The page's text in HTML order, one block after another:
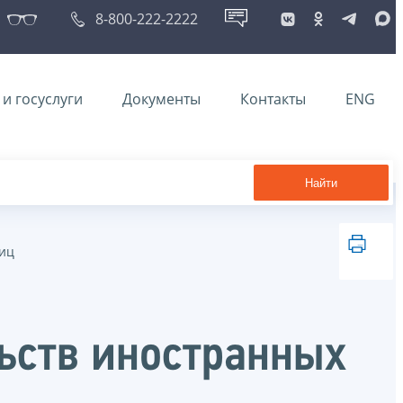
8-800-222-2222
госуслуги Документы Контакты ENG
Найти
иностранных